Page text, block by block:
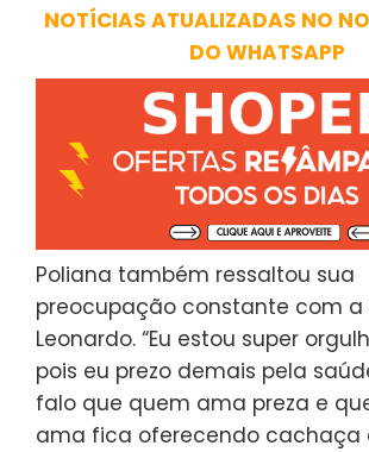
NOTÍCIAS ATUALIZADAS NO
DO WHATSAPP
Poliana também ressaltou sua
preocupação constante com a
Leonardo. “Eu estou super
pois eu prezo demais pela
falo que quem ama preza e
ama fica oferecendo cachaça